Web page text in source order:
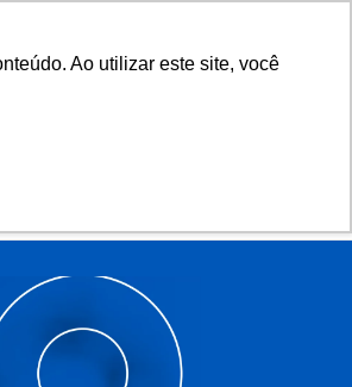
Ao utilizar este site, você